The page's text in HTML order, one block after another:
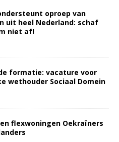
oproep van
uit heel Nederland: schaf
niet af!
formatie: vacature voor
wethouder Sociaal Domein
flexwoningen Oekraïners